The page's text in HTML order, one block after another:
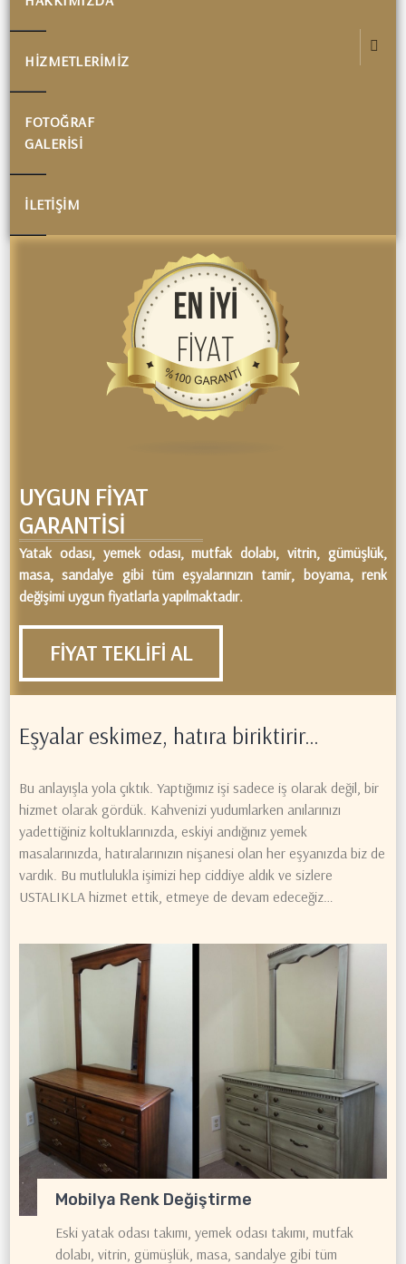
HIZMETLERIMIZ
FOTOĞRAF
GALERISI
İLETIŞIM
UYGUN FİYAT
GARANTİSİ
Yatak odası, yemek odası, mutfak dolabı, vitrin, gümüşlük,
masa, sandalye gibi tüm eşyalarınızın tamir, boyama, renk
değişimi uygun fiyatlarla yapılmaktadır.
FİYAT TEKLİFİ AL
Eşyalar eskimez, hatıra biriktirir…
Bu anlayışla yola çıktık. Yaptığımız işi sadece iş olarak değil, bir
hizmet olarak gördük. Kahvenizi yudumlarken anılarınızı
yadettiğiniz koltuklarınızda, eskiyi andığınız yemek
masalarınızda, hatıralarınızın nişanesi olan her eşyanızda biz de
vardık. Bu mutlulukla işimizi hep ciddiye aldık ve sizlere
USTALIKLA hizmet ettik, etmeye de devam edeceğiz…
Mobilya Renk Değiştirme
Eski yatak odası takımı, yemek odası takımı, mutfak
dolabı, vitrin, gümüşlük, masa, sandalye gibi tüm